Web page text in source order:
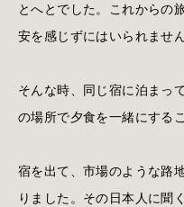
とへとでした。これからの
安を感じずにはいられませ
そんな時、同じ宿に泊まっ
の場所で夕食を一緒にする
宿を出て、市場のような路
りました。その日本人に聞